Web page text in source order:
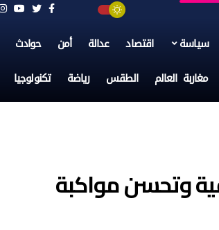
سياسة اقتصاد عدالة أمن حوادث
مغاربة العالم الطقس رياضة تكنولوجيا
وتحسن مواكبة